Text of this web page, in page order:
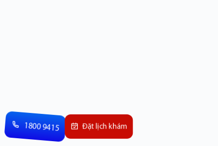
1800 9415 Đặt lịch khám